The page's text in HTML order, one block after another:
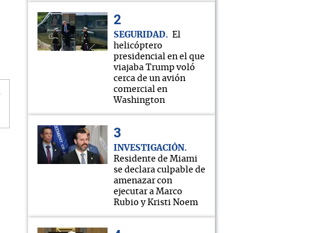
SEGURIDAD
El
helicóptero
presidencial en el que
viajaba Trump voló
cerca de un avión
comercial en
Washington
INVESTIGACIÓN
Residente de Miami
se declara culpable de
amenazar con
ejecutar a Marco
Rubio y Kristi Noem